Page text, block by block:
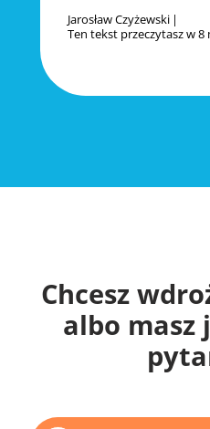
Jarosław Czyżewski
Ten tekst przeczytasz w8
Chcesz
albo masz